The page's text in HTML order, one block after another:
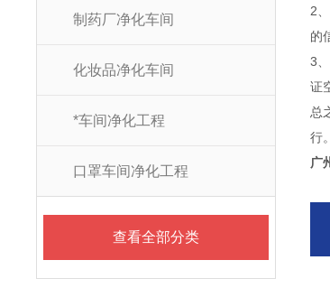
制药厂净化车间
化妆品净化车间
*车间净化工程
口罩车间净化工程
查看全部分类
2
的
3
证
总
行。
广